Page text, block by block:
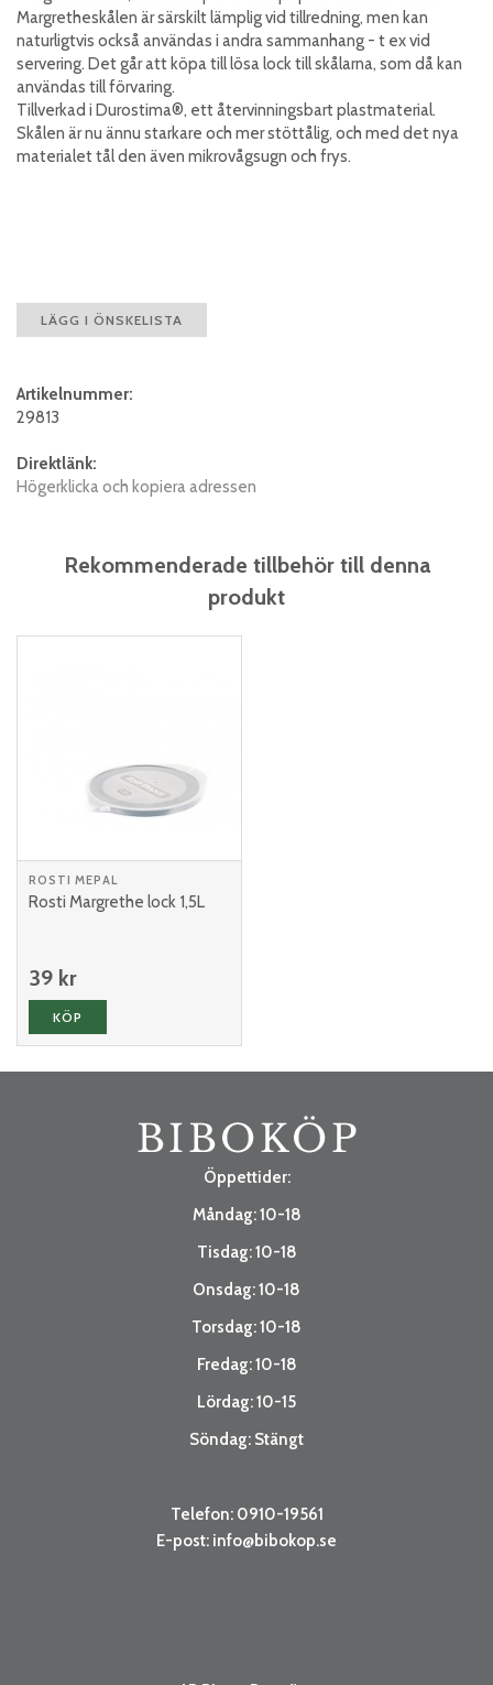
Margretheskålen är särskilt lämplig vid tillredning, men kan
naturligtvis också användas i andra sammanhang - t ex vid
servering. Det går att köpa till lösa lock till skålarna, som då kan
användas till förvaring.
Tillverkad i Durostima®, ett återvinningsbart plastmaterial.
Skålen är nu ännu starkare och mer stöttålig, och med det nya
materialet tål den även mikrovågsugn och frys.
LÄGG I ÖNSKELISTA
Artikelnummer:
29813
Direktlänk:
Högerklicka och kopiera adressen
Rekommenderade tillbehör till denna
produkt
ROSTI MEPAL
Rosti Margrethe lock 1,5L
39 kr
KÖP
Öppettider:
Måndag: 10-18
Tisdag: 10-18
Onsdag: 10-18
Torsdag: 10-18
Fredag: 10-18
Lördag: 10-15
Söndag: Stängt
Telefon: 0910-19561
E-post: info@bibokop.se